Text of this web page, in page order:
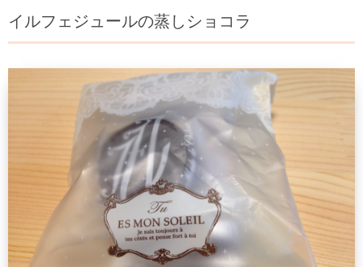
イルフェジュールの蒸しショコラ